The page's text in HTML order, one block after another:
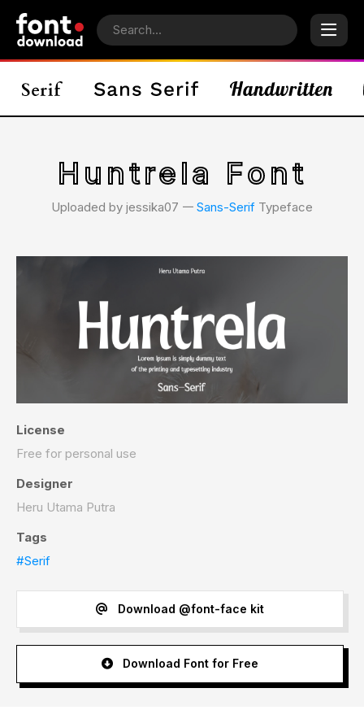
Huntrela Font
Uploaded by jessika07 𑁋 Sans-Serif Typeface
License
Free for personal use
Designer
Heru Utama Putra
Tags
#Serif
Download @font-face kit
Download Font for Free